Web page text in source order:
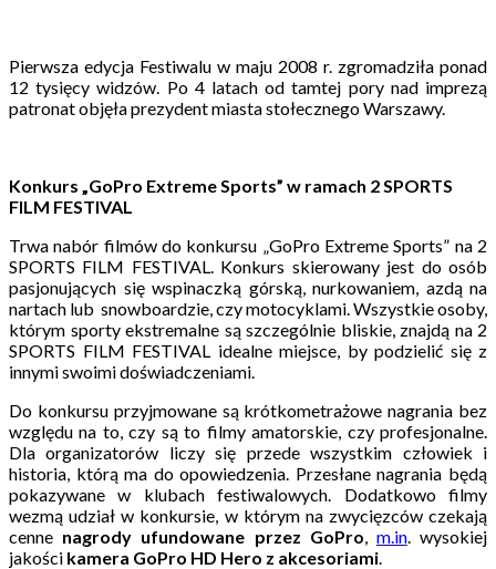
Pierwsza edycja Festiwalu w maju 2008 r. zgromadziła ponad
12 tysięcy widzów. Po 4 latach od tamtej pory nad imprezą
patronat objęła prezydent miasta stołecznego Warszawy.
Konkurs „GoPro Extreme Sports” w ramach 2 SPORTS
FILM FESTIVAL
Trwa nabór filmów do konkursu „GoPro Extreme Sports” na 2
SPORTS FILM FESTIVAL. Konkurs skierowany jest do osób
pasjonujących się wspinaczką górską, nurkowaniem, azdą na
nartach lub snowboardzie, czy motocyklami. Wszystkie osoby,
którym sporty ekstremalne są szczególnie bliskie, znajdą na 2
SPORTS FILM FESTIVAL idealne miejsce, by podzielić się z
innymi swoimi doświadczeniami.
Do konkursu przyjmowane są krótkometrażowe nagrania bez
względu na to, czy są to filmy amatorskie, czy profesjonalne.
Dla organizatorów liczy się przede wszystkim człowiek i
historia, którą ma do opowiedzenia. Przesłane nagrania będą
pokazywane w klubach festiwalowych. Dodatkowo filmy
wezmą udział w konkursie, w którym na zwycięzców czekają
cenne nagrody ufundowane przez GoPro, m.in. wysokiej
jakości kamera GoPro HD Hero z akcesoriami.